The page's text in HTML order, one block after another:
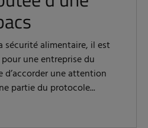
sécurité alimentaire, il est
une entreprise du
d’accorder une attention
partie du protocole...